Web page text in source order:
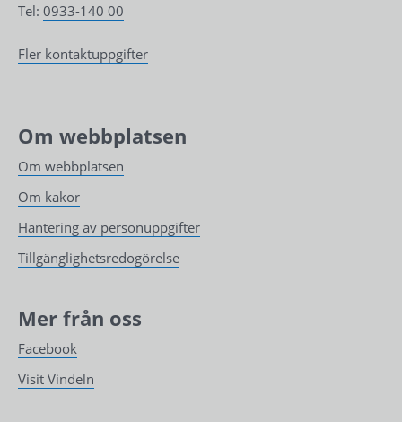
Tel: 0933-140 00
Fler kontaktuppgifter
Om webbplatsen
Om webbplatsen
Om kakor
Hantering av personuppgifter
Tillgänglighetsredogörelse
Mer från oss
Facebook
Visit Vindeln